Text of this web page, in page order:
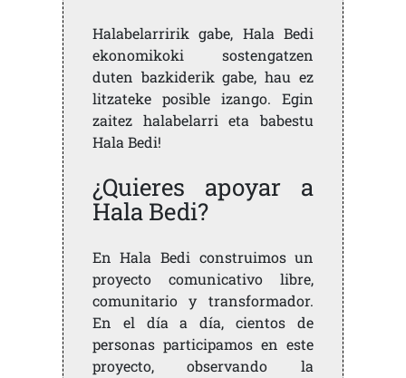
Halabelarririk gabe, Hala Bedi
ekonomikoki sostengatzen
duten bazkiderik gabe, hau ez
litzateke posible izango. Egin
zaitez halabelarri eta babestu
Hala Bedi!
¿Quieres apoyar a
Hala Bedi?
En Hala Bedi construimos un
proyecto comunicativo libre,
comunitario y transformador.
En el día a día, cientos de
personas participamos en este
proyecto, observando la